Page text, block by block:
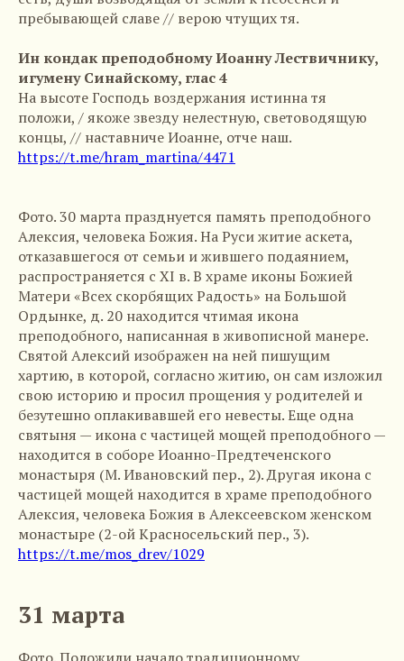
пребывающей славе // верою чтущих тя.
Ин кондак преподобному Иоанну Лествичнику,
игумену Синайскому, глас 4
На высоте Господь воздержания истинна тя
положи, / якоже звезду нелестную, световодящую
концы, // наставниче Иоанне, отче наш.
https://t.me/hram_martina/4471
Фото. 30 марта празднуется память преподобного
Алексия, человека Божия. На Руси житие аскета,
отказавшегося от семьи и жившего подаянием,
распространяется с XI в. В храме иконы Божией
Матери «Всех скорбящих Радость» на Большой
Ордынке, д. 20 находится чтимая икона
преподобного, написанная в живописной манере.
Святой Алексий изображен на ней пишущим
хартию, в которой, согласно житию, он сам изложил
свою историю и просил прощения у родителей и
безутешно оплакивавшей его невесты. Еще одна
святыня — икона с частицей мощей преподобного —
находится в соборе Иоанно-Предтеченского
монастыря (М. Ивановский пер., 2). Другая икона с
частицей мощей находится в храме преподобного
Алексия, человека Божия в Алексеевском женском
монастыре (2-ой Красносельский пер., 3).
https://t.me/mos_drev/1029
31 марта